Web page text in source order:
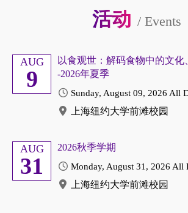
活动 / Events
AUG
9
以食观世：解码食物中的文化
-2026年夏季
Sunday, August 09, 2026 All
上海纽约大学前滩校园
AUG
31
2026秋季学期
Monday, August 31, 2026 All
上海纽约大学前滩校园